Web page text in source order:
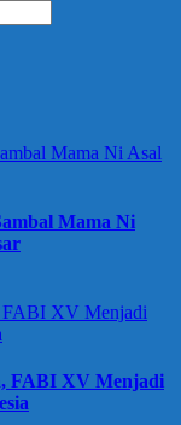
Mama Ni
FABI XV Menjadi